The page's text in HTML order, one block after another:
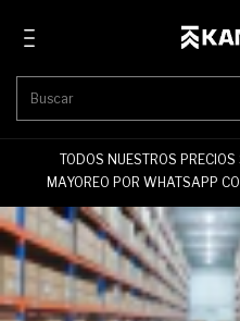
TODOS NUESTROS
MAYOREO POR WHATSAPP